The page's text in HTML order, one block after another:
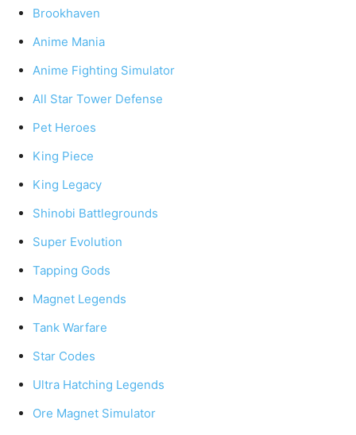
Brookhaven
Anime Mania
Anime Fighting Simulator
All Star Tower Defense
Pet Heroes
King Piece
King Legacy
Shinobi Battlegrounds
Super Evolution
Tapping Gods
Magnet Legends
Tank Warfare
Star Codes
Ultra Hatching Legends
Ore Magnet Simulator